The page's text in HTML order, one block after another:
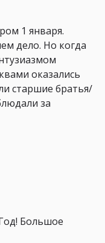
1 января.
дело. Но когда
оказались
старшие братья/
за
Большое